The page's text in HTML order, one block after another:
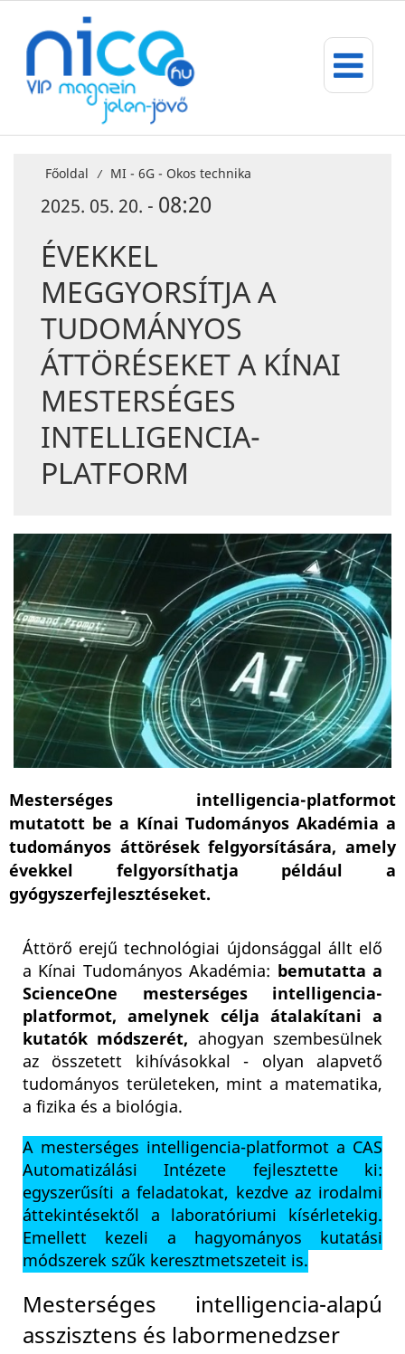
Főoldal / MI - 6G - Okos technika
2025. 05. 20. - 08:20
ÉVEKKEL
MEGGYORSÍTJA A
TUDOMÁNYOS
ÁTTÖRÉSEKET A KÍNAI
MESTERSÉGES
INTELLIGENCIA-
PLATFORM
Mesterséges intelligencia-platformot
mutatott be a Kínai Tudományos Akadémia a
tudományos áttörések felgyorsítására, amely
évekkel felgyorsíthatja például a
gyógyszerfejlesztéseket.
Áttörő erejű technológiai újdonsággal állt elő
a Kínai Tudományos Akadémia: bemutatta a
ScienceOne mesterséges intelligencia-
platformot, amelynek célja átalakítani a
kutatók módszerét, ahogyan szembesülnek
az összetett kihívásokkal - olyan alapvető
tudományos területeken, mint a matematika,
a fizika és a biológia.
A mesterséges intelligencia-platformot a CAS
Automatizálási Intézete fejlesztette ki:
egyszerűsíti a feladatokat, kezdve az irodalmi
áttekintésektől a laboratóriumi kísérletekig.
Emellett kezeli a hagyományos kutatási
módszerek szűk keresztmetszeteit is.
Mesterséges intelligencia-alapú
asszisztens és labormenedzser